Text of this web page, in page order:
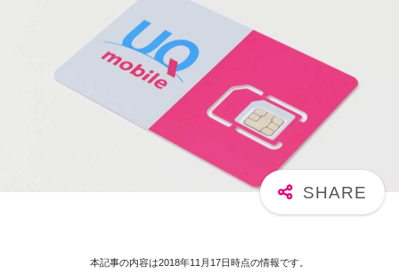
本記事の内容は2018年11月17日時点の情報です。